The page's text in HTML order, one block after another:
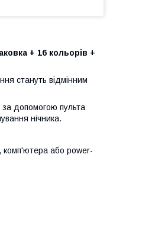
+ 16 кольорів +
стануть відмінним
за допомогою пульта
нічника.
комп'ютера або power-